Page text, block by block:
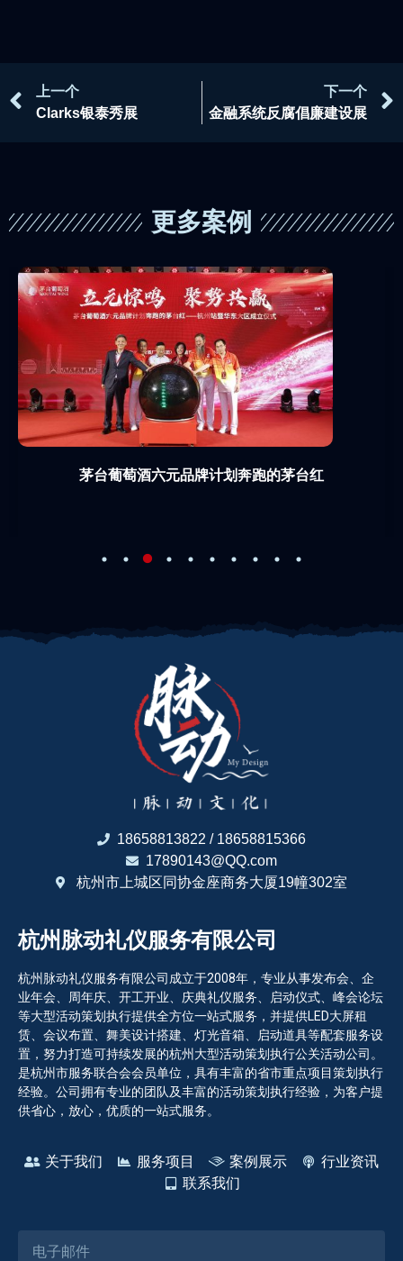
上一个
Clarks银泰秀展
下一个
金融系统反腐倡廉建设展
更多案例
茅台葡萄酒六元品牌计划奔跑的茅台红
18658813822 / 18658815366
17890143@QQ.com
杭州市上城区同协金座商务大厦19幢302室
杭州脉动礼仪服务有限公司
杭州脉动礼仪服务有限公司成立于2008年，专业从事发布会、企
业年会、周年庆、开工开业、庆典礼仪服务、启动仪式、峰会论坛
等大型活动策划执行提供全方位一站式服务，并提供LED大屏租
赁、会议布置、舞美设计搭建、灯光音箱、启动道具等配套服务设
置，努力打造可持续发展的杭州大型活动策划执行公关活动公司。
是杭州市服务联合会会员单位，具有丰富的省市重点项目策划执行
经验。公司拥有专业的团队及丰富的活动策划执行经验，为客户提
供省心，放心，优质的一站式服务。
关于我们 服务项目 案例展示
行业资讯
联系我们